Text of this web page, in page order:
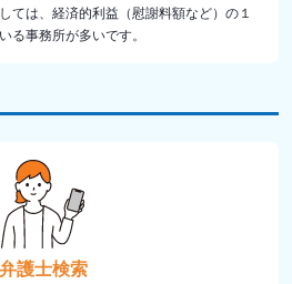
ては、経済的利益（慰謝料額など）の１
る事務所が多いです。
弁護士検索